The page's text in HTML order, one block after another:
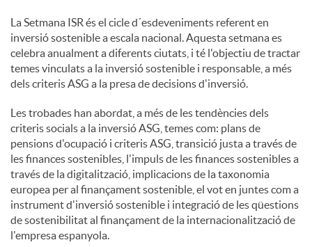
La Setmana ISR és el cicle d´esdeveniments referent en
inversió sostenible a escala nacional. Aquesta setmana es
celebra anualment a diferents ciutats, i té l'objectiu de tractar
temes vinculats a la inversió sostenible i responsable, a més
dels criteris ASG a la presa de decisions d'inversió.
Les trobades han abordat, a més de les tendències dels
criteris socials a la inversió ASG, temes com: plans de
pensions d'ocupació i criteris ASG, transició justa a través de
les finances sostenibles, l'impuls de les finances sostenibles a
través de la digitalització, implicacions de la taxonomia
europea per al finançament sostenible, el vot en juntes com a
instrument d'inversió sostenible i integració de les qüestions
de sostenibilitat al finançament de la internacionalització de
l'empresa espanyola.